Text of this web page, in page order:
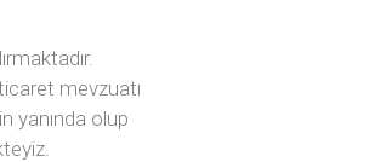
mevzuatı
yanında olup